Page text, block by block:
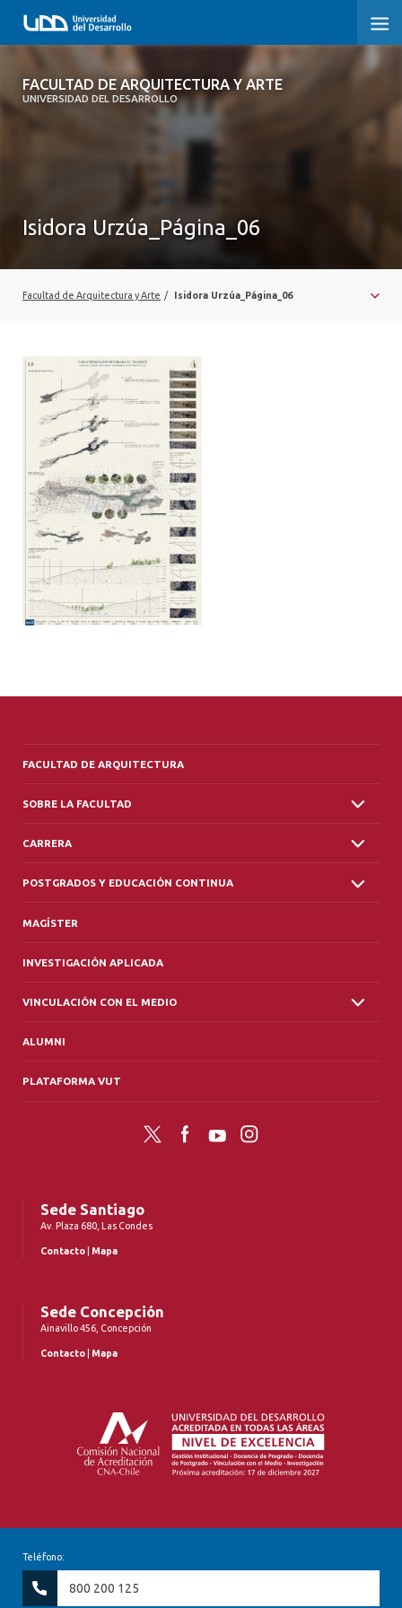
FACULTAD DE ARQUITECTURA Y ARTE
UNIVERSIDAD DEL DESARROLLO
FACULTAD DE ARQUITECTURA Y ARTE
VINCULACIÓN CON EL MEDIO
ALUMNI
PLATAFORMA VUT
Isidora Urzúa_Página_06
Facultad de Arquitectura y Arte / Isidora Urzúa_Página_06
FACULTAD DE ARQUITECTURA
SOBRE LA FACULTAD
CARRERA
POSTGRADOS Y EDUCACIÓN CONTINUA
MAGÍSTER
INVESTIGACIÓN APLICADA
VINCULACIÓN CON EL MEDIO
ALUMNI
PLATAFORMA VUT
Twitter FacebookYouTubeInstagram
Sede Santiago
Av. Plaza 680, Las Condes
Contacto Mapa
Sede Concepción
Ainavillo 456, Concepción
Contacto Mapa
Teléfono:
800 200 125